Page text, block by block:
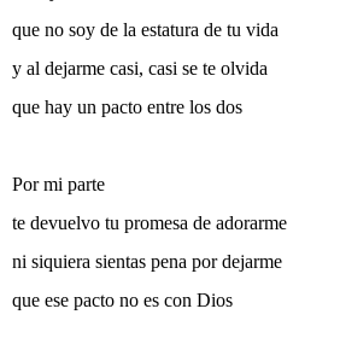
que no soy de la estatura de tu vida
y al dejarme casi, casi se te olvida
que hay un pacto entre los dos
Por mi parte
te devuelvo tu promesa de adorarme
ni siquiera sientas pena por dejarme
que ese pacto no es con Dios